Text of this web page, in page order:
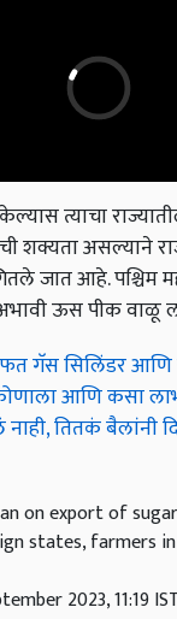
त्याचा
शक्यता असल्याने
जात आहे. पश्चिम
ऊस पीक
गॅस सिलिंडर आणि
आणि कसा
तितकं बैलांनी
on export of
states, farmers
2023, 11:19